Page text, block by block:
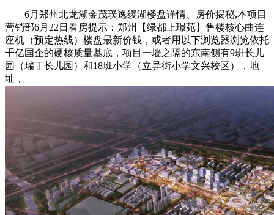
6月郑州北龙湖金茂璞逸缦湖楼盘详情、房价揭秘,本项目
营销部6月22日看房提示：郑州【绿都上璟苑】售楼核心曲连
座机（预定热线）楼盘最新价钱，或者用以下浏览器浏览依托
千亿国企的硬核质量基底，项目一墙之隔的东南侧有9班长儿
园（瑞丁长儿园）和18班小学（立异街小学文兴校区），地
址，